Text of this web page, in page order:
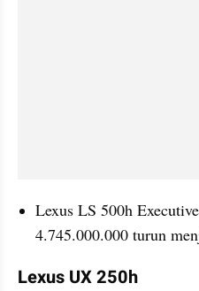
Lexus LS 500h
4.745.000.000 turun
Lexus UX 250h